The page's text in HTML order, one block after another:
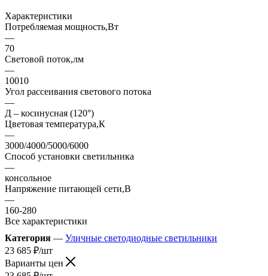
Характеристики
Потребляемая мощность,Вт
—
70
Световой поток,лм
—
10010
Угол рассеивания светового потока
—
Д – косинусная (120°)
Цветовая температура,К
—
3000/4000/5000/6000
Способ установки светильника
—
консольное
Напряжение питающей сети,В
—
160-280
Все характеристики
Категория — Уличные светодиодные светильники
23 685 ₽/шт
Варианты цен